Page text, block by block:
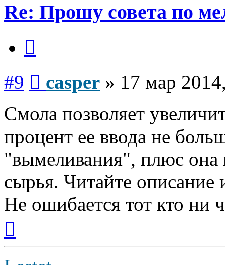
Re: Прошу совета по
#9 casper » 17 мар
Смола позволяет
процент ее ввода не
"вымеливания", плюс она
сырья. Читайте описание
Не ошибается тот кто ни
началу